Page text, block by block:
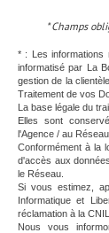
* Champs
* : Les informations
informatisé par La
gestion de la
Traitement de vos
La base légale du
Elles sont
l'Agence / au Réseau.
Conformément à la
d'accès aux
le Réseau.
Si vous estimez,
Informatique et
réclamation à la CNIL.
Nous vous